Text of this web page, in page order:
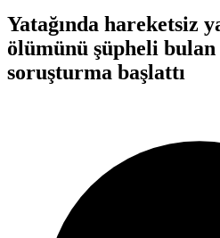
Yatağında hareketsiz
ölümünü şüpheli bulan
soruşturma başlattı